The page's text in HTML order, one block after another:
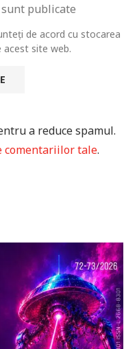
publicate
de acord cu stocarea
acest site web.
a reduce spamul.
comentariilor tale.